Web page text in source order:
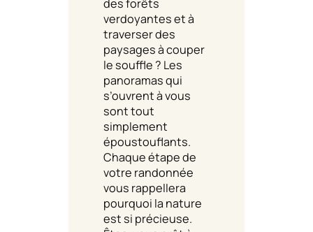
des forêts
verdoyantes et à
traverser des
paysages à couper
le souffle ? Les
panoramas qui
s’ouvrent à vous
sont tout
simplement
époustouflants.
Chaque étape de
votre randonnée
vous rappellera
pourquoi la nature
est si précieuse.